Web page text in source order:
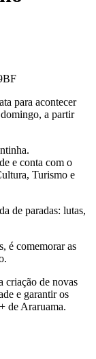
para acontecer
a partir
e conta com o
Turismo e
de paradas: lutas,
é comemorar as
criação de novas
e garantir os
de Araruama.